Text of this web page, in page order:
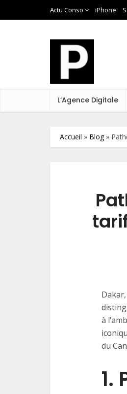
Actu Conso iPhone
L’Agence Digitale
Accueil » Blog»
à
du
1.